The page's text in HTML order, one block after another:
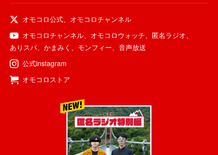
オモコロ公式、 オモコロチャンネル
オモコロチャンネル、 オモコロウォッチ、 匿名ラジオ、
ありスパ、 かまみく 、 モンフィー、 音声放送
公式instagram
オモコロストア